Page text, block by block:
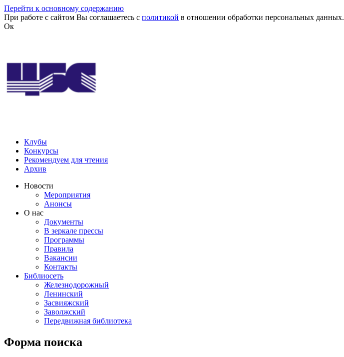
Перейти к основному содержанию
При работе с сайтом Вы соглашаетесь с политикой в отношении обработки персональных данных.
Ок
Клубы
Конкурсы
Рекомендуем для чтения
Архив
Новости
Мероприятия
Анонсы
О нас
Документы
В зеркале прессы
Программы
Правила
Вакансии
Контакты
Библиосеть
Железнодорожный
Ленинский
Засвияжский
Заволжский
Передвижная библиотека
Форма поиска